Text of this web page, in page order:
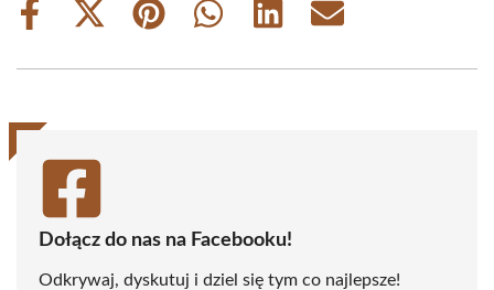
Share
Share
(Twitter)
Share
Share
Share
Share
Dołącz do nas na Facebooku!
Odkrywaj, dyskutuj i dziel się tym co najlepsze!